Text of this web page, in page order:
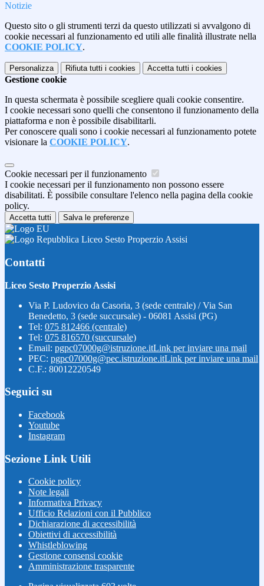
Notizie
Questo sito o gli strumenti terzi da questo utilizzati si avvalgono di
cookie necessari al funzionamento ed utili alle finalità illustrate nella
COOKIE POLICY.
Personalizza Rifiuta tutti i cookies Accetta tutti i cookies
Gestione cookie
In questa schermata è possibile scegliere quali cookie consentire.
I cookie necessari sono quelli che consentono il funzionamento della
piattaforma e non è possibile disabilitarli.
Per conoscere quali sono i cookie necessari al funzionamento potete
visionare la COOKIE POLICY.
Cookie necessari per il funzionamento
I cookie necessari per il funzionamento non possono essere
disabilitati. È possibile consultare l'elenco nella pagina della cookie
policy.
Accetta tutti Salva le preferenze
Liceo Sesto Properzio Assisi
Contatti
Liceo Sesto Properzio Assisi
Via P. Ludovico da Casoria, 3 (sede centrale) / Via San
Benedetto, 3 (sede succursale) - 06081 Assisi (PG)
Tel: 075 812466 (centrale)
Tel: 075 816570 (succursale)
Email: pgpc07000g@istruzione.itLink per inviare una mail
PEC: pgpc07000g@pec.istruzione.itLink per inviare una mail
C.F.: 80012220549
Seguici su
Facebook
Youtube
Instagram
Sezione Link Utili
Cookie policy
Note legali
Informativa Privacy
Ufficio Relazioni con il Pubblico
Dichiarazione di accessibilità
Obiettivi di accessibilità
Whistleblowing
Gestione consensi cookie
Amministrazione trasparente